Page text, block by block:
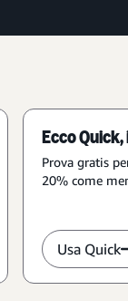
Ecco
Prova gratis
20% come
Usa Quick